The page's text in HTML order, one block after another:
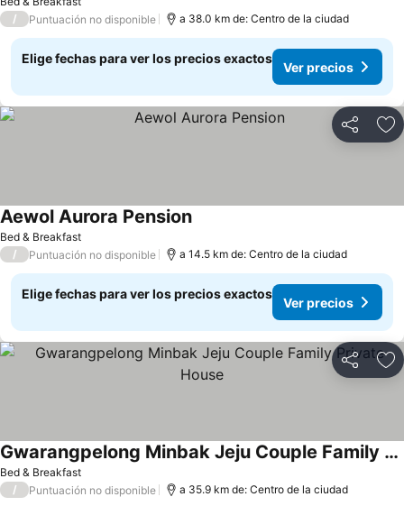
/ Puntuación no disponible a 38.0 km de: Centro de la ciudad
Elige fechas para ver los precios exactos
Ver precios
Compartir
Bed & Breakfast
Aewol Aurora Pension
/ Puntuación no disponible a 14.5 km de: Centro de la ciudad
Elige fechas para ver los precios exactos
Ver precios
Compartir
Bed & Breakfast
Gwarangpelong Minbak Jeju Couple Family Private House
/ Puntuación no disponible a 35.9 km de: Centro de la ciudad